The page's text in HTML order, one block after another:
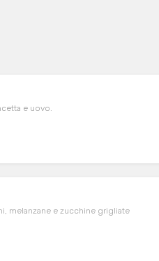
e uovo.
melanzane e zucchine grigliate